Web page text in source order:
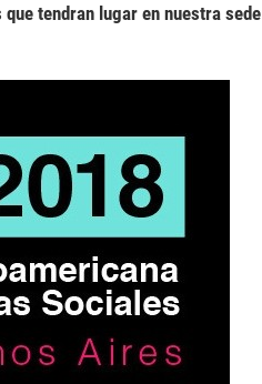
tendran lugar en nuestra sede